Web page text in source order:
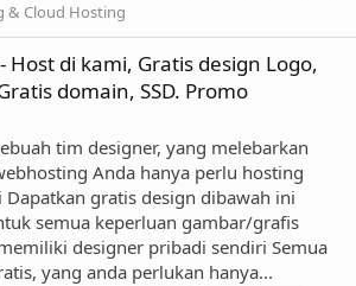
& Cloud Hosting
Host di kami, Gratis design Logo,
domain, SSD. Promo
tim designer, yang melebarkan
Anda hanya perlu hosting
Dapatkan gratis design dibawah ini
semua keperluan gambar/grafis
designer pribadi sendiri Semua
yang anda perlukan hanya...